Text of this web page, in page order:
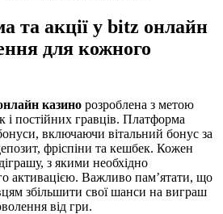
та акції у bitz онлайн
для кожного
казино розроблена з метою
і постійних гравців. Платформа
включаючи вітальний бонус за
фріспіни та кешбек. Кожен
з якими необхідно
активацією. Важливо пам’ятати, що
збільшити свої шанси на виграш
від гри.